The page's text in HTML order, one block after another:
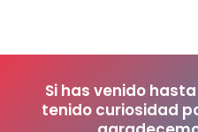
Si has venido
tenido curiosidad